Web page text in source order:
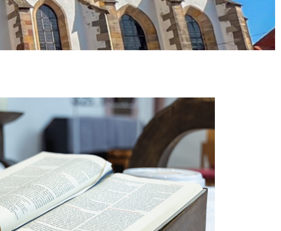
Jerusalem! Denn der HERR hat deine Strafe
Frieden denen, die nahe waren.